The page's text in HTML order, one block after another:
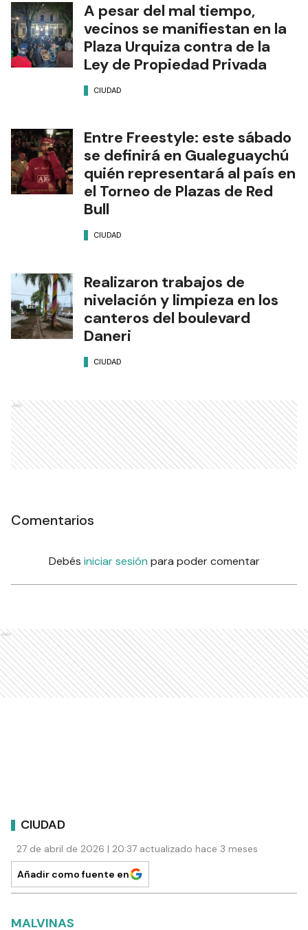
A pesar del mal tiempo,
vecinos se manifiestan en la
Plaza Urquiza contra de la
Ley de Propiedad Privada
CIUDAD
Entre Freestyle: este sábado
se definirá en Gualeguaychú
quién representará al país en
el Torneo de Plazas de Red
Bull
CIUDAD
Realizaron trabajos de
nivelación y limpieza en los
canteros del boulevard
Daneri
CIUDAD
Ads
Comentarios
Debés iniciar sesión para poder comentar
Ads
CIUDAD
27 de abril de 2026 | 20:37 actualizado hace 3 meses
Añadir como fuente en
MALVINAS